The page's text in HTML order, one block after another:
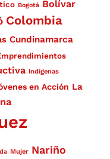
Bogotá Bolívar
Colombia
Cundinamarca
Indígenas
en Acción La
Mujer Nariño